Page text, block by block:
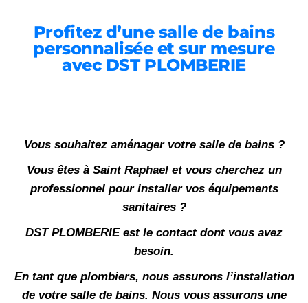
Profitez d’une salle de bains
personnalisée et sur mesure
avec DST PLOMBERIE
Vous souhaitez aménager votre salle de bains ?
Vous êtes à Saint Raphael et vous cherchez un
professionnel pour installer vos équipements
sanitaires ?
DST PLOMBERIE est le contact dont vous avez
besoin.
En tant que plombiers, nous assurons l’installation
de votre salle de bains. Nous vous assurons une